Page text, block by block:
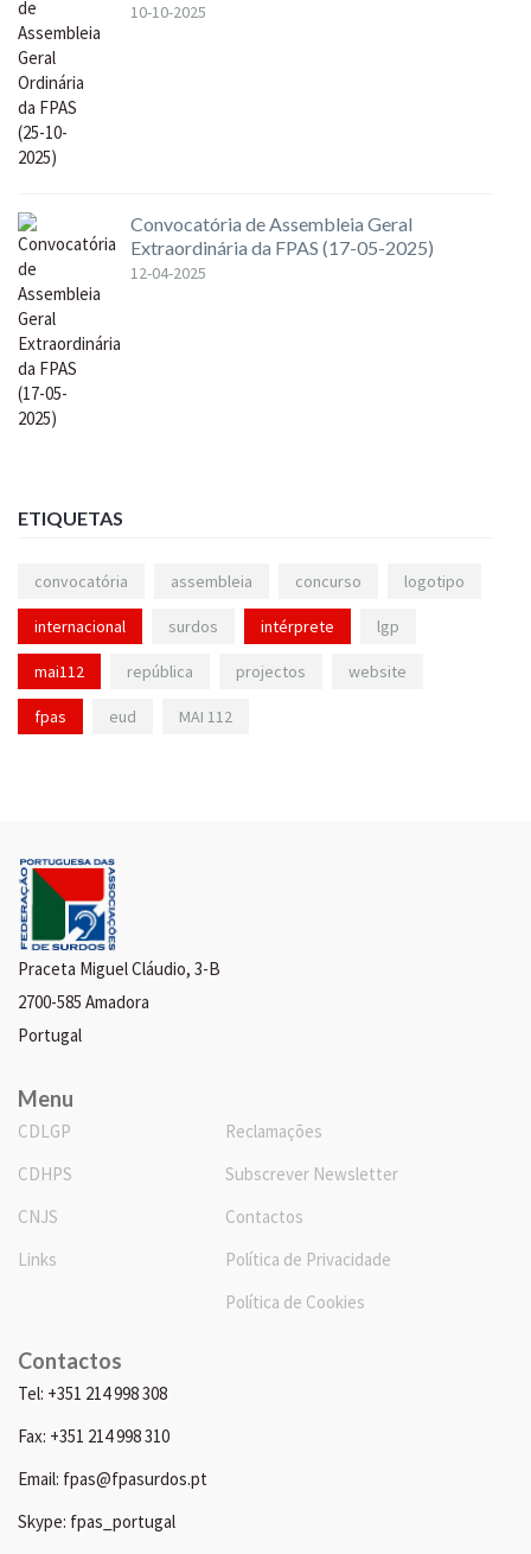
10-10-2025
Convocatória de Assembleia Geral
Extraordinária da FPAS (17-05-2025)
12-04-2025
ETIQUETAS
convocatória assembleia concurso logotipo
internacional surdos intérprete lgp
mai112 república projectos website
fpas eud MAI 112
Praceta Miguel Cláudio, 3-B
2700-585 Amadora
Portugal
Menu
CDLGP
CDHPS
CNJS
Links
Reclamações
Subscrever Newsletter
Contactos
Política de Privacidade
Política de Cookies
Contactos
Tel: +351 214 998 308
Fax: +351 214 998 310
Email: fpas@fpasurdos.pt
Skype: fpas_portugal